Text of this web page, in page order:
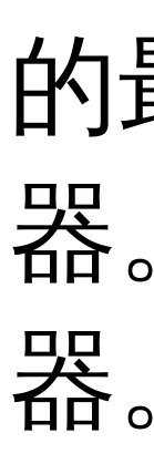
的
器
器